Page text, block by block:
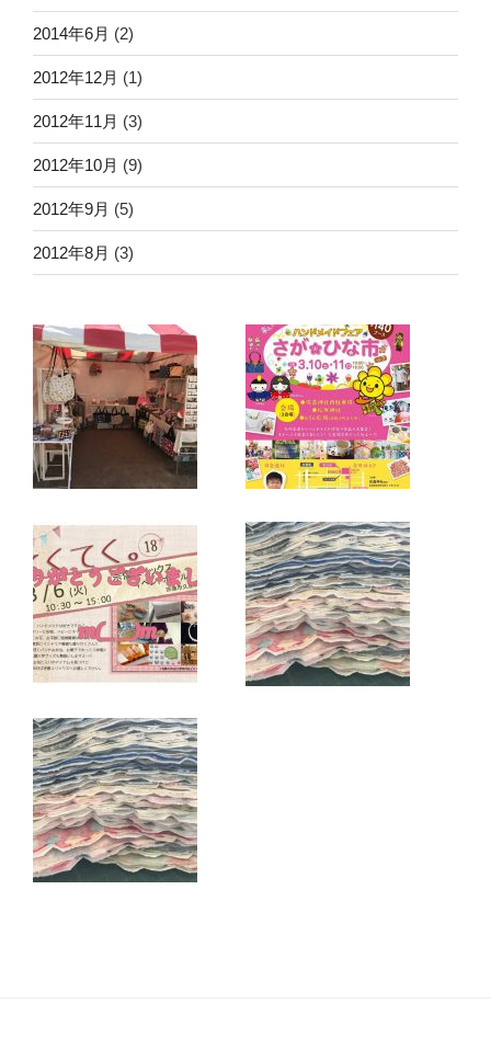
2014年6月 (2)
2012年12月 (1)
2012年11月 (3)
2012年10月 (9)
2012年9月 (5)
2012年8月 (3)